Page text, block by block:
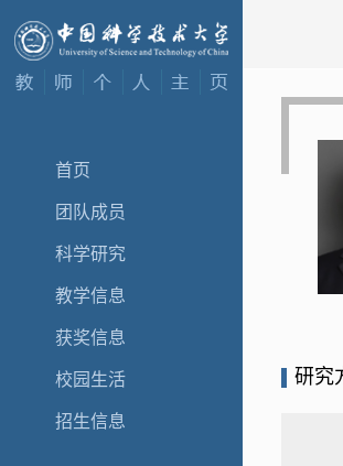
首页
团队成员
科学研究
教学信息
获奖信息
校园生活
招生信息
研究